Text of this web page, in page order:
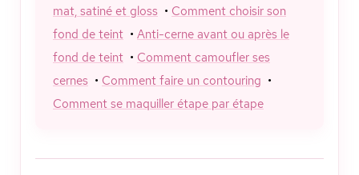
mat, satiné et gloss • Comment choisir son
fond de teint • Anti-cerne avant ou après le
fond de teint • Comment camoufler ses
cernes • Comment faire un contouring •
Comment se maquiller étape par étape